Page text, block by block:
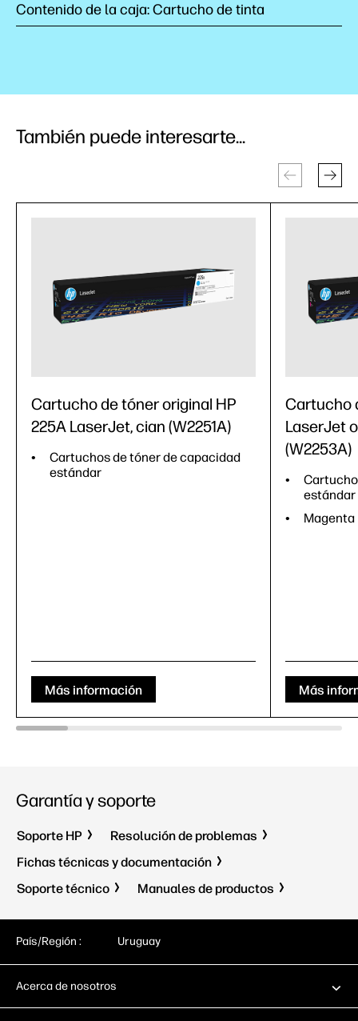
Contenido de la caja: Cartucho de tinta
También puede interesarte...
Cartucho de tóner original HP
225A LaserJet, cian (W2251A)
Cartuchos de tóner de capacidad
estándar
Más información
Cartucho
LaserJet
(W2253A)
estándar
Magenta
Más
Garantía y soporte
Soporte HP
Resolución de problemas
Fichas técnicas y documentación
Soporte técnico
Manuales de productos
País/Región : Uruguay
Acerca de nosotros